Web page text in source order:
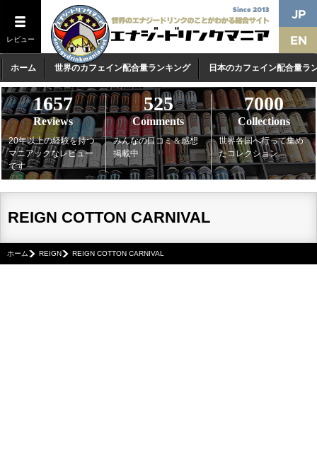
レビュー
ホーム 世界のカフェイン配合量ランキング 日本のカフェイン配合量ラ
1657
Reviews
20年以上の経験を持つ
マニアックなレビュー
です
525
Comments
みんなの口コミ＆感想
掲載中
7000
Collections
世界各国へ行って集め
たコレクション
REIGN COTTON CARNIVAL
ホーム REIGN REIGN COTTON CARNIVAL